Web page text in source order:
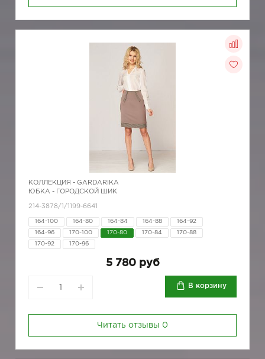
КОЛЛЕКЦИЯ - GARDARIKA
ЮБКА - ГОРОДСКОЙ ШИК
214-3878/1/1199-6641
164-100 164-80 164-84 164-88 164-92
164-96 170-100 170-80 170-84 170-88
170-92 170-96
5 780 руб
В корзину
Читать отзывы 0